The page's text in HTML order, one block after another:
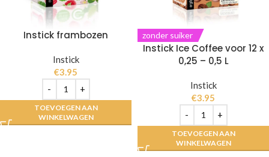
Instick frambozen
Instick
€3.95
TOEVOEGEN AAN
WINKELWAGEN
zonder suiker
Instick Ice Coffee voor 12 x
0,25 – 0,5 L
Instick
€3.95
TOEVOEGEN AAN
WINKELWAGEN